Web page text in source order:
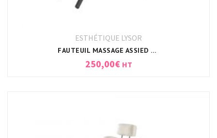
ESTHÉTIQUE LYSOR
FAUTEUIL MASSAGE ASSIED DEBOUT
250,00€ HT